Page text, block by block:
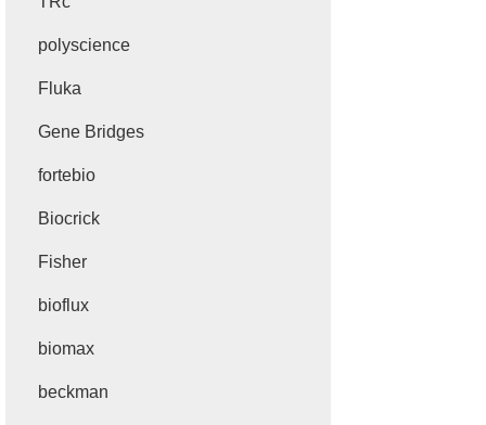
polyscience
Fluka
Gene Bridges
fortebio
Biocrick
Fisher
bioflux
biomax
beckman